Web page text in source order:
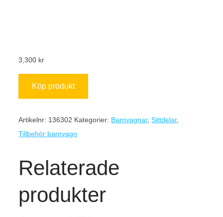
3,300 kr
Köp produkt
Artikelnr: 136302 Kategorier: Barnvagnar,Sittdelar,
Tillbehör barnvagn
Relaterade
produkter